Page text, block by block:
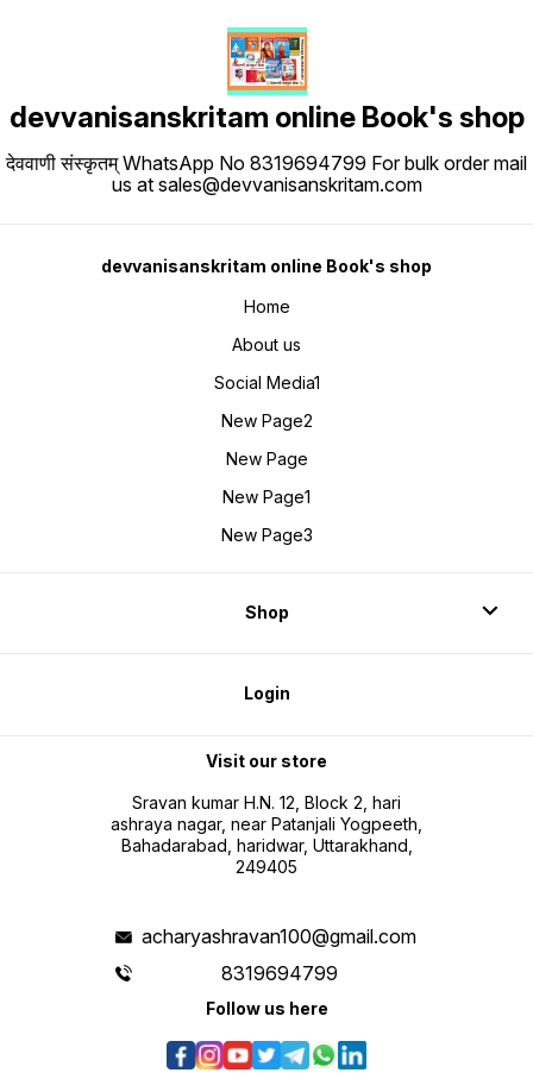
devvanisanskritam online Book's shop
देववाणी संस्कृतम् WhatsApp No 8319694799 For bulk order mail
us at sales@devvanisanskritam.com
devvanisanskritam online Book's shop
Home
About us
Social Media1
New Page2
New Page
New Page1
New Page3
Shop
Login
Visit our store
Sravan kumar H.N. 12, Block 2, hari
ashraya nagar, near Patanjali Yogpeeth,
Bahadarabad, haridwar, Uttarakhand,
249405
acharyashravan100@gmail.com
8319694799
Follow us here